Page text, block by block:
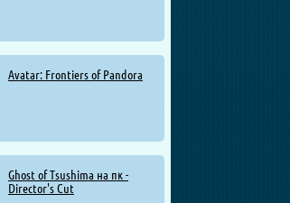
Avatar: Frontiers of Pandora
Ghost of Tsushima на пк -
Director's Cut